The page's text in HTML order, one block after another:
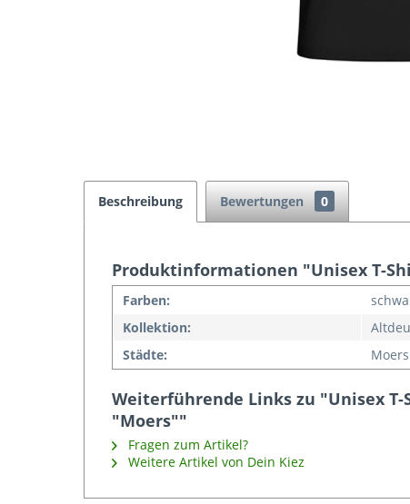
Beschreibung Bewertungen 0
Produktinformationen "Unisex T-
Farben:
Kollektion:
Städte:
Moers
Weiterführende Links zu "Unisex
"Moers""
Fragen zum Artikel?
Weitere Artikel von Dein Kiez